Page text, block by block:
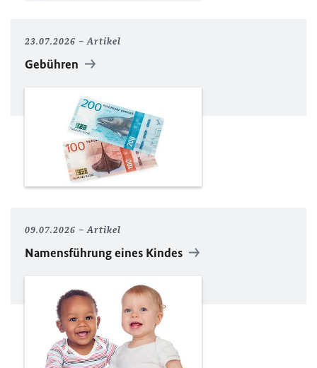
23.07.2026 Artikel
Gebühren
09.07.2026 Artikel
Namensführung eines Kindes